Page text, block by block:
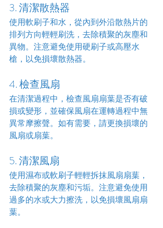
3. 清潔散熱器
使用軟刷子和水，從內到外沿散熱片的
排列方向輕輕刷洗，去除積聚的灰塵和
異物。注意避免使用硬刷子或高壓水
槍，以免損壞散熱器。
4. 檢查風扇
在清潔過程中，檢查風扇扇葉是否有破
損或變形，並確保風扇在運轉過程中無
異常摩擦聲。如有需要，請更換損壞的
風扇或扇葉。
5. 清潔風扇
使用濕布或軟刷子輕輕拆抹風扇扇葉，
去除積聚的灰塵和污垢。注意避免使用
過多的水或大力擦洗，以免損壞風扇扇
葉。